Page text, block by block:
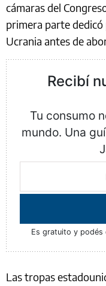
cámaras del
primera parte
Ucrania antes de
Recibí
Tu consumo
mundo. Una
Es gratuito y podés
Las tropas